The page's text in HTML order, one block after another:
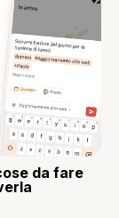
da fare